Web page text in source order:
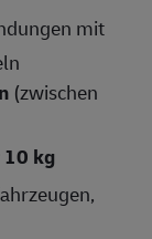
mit
(zwischen
kg